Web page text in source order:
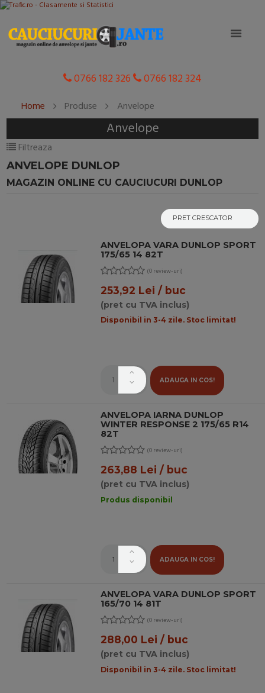
0766 182 326 0766 182 324
Home Produse Anvelope
Anvelope
Filtreaza
ANVELOPE DUNLOP
MAGAZIN ONLINE CU CAUCIUCURI DUNLOP
ANVELOPA VARA DUNLOP SPORT
175/65 14 82T
(0 review-uri)
253,92 Lei / buc
(pret cu TVA inclus)
Disponibil in 3-4 zile. Stoc limitat!
ADAUGA IN COS!
ANVELOPA IARNA DUNLOP
WINTER RESPONSE 2 175/65 R14
82T
(0 review-uri)
263,88 Lei / buc
(pret cu TVA inclus)
Produs disponibil
ADAUGA IN COS!
ANVELOPA VARA DUNLOP SPORT
165/70 14 81T
(0 review-uri)
288,00 Lei / buc
(pret cu TVA inclus)
Disponibil in 3-4 zile. Stoc limitat!